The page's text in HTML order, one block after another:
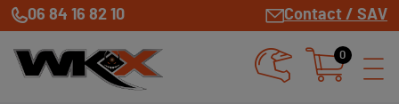
06 84 16 82 10 Contact / SAV
0